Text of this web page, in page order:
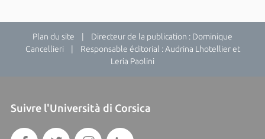
Plan du site | Directeur de la publication : Dominique
Cancellieri | Responsable éditorial : Audrina Lhotellier et
Leria Paolini
Suivre l'Università di Corsica